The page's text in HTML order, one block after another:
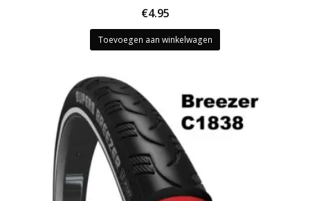
€4.95
Toevoegen aan winkelwagen